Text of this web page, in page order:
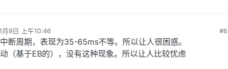
月9日 上午10:46 #6
断周期，表现为35-65ms不等。所以让人很困惑。
（基于EB的），没有这种现象。所以让人比较忧虑